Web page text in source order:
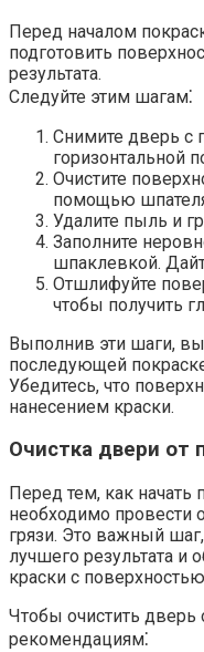
Перед началом
подготовить
результата.​
Следуйте этим шагам⁚
Снимите дверь с
горизонтальной
Очистите
помощью
Удалите пыль и
Заполните
шпаклевкой.​
Отшлифуйте
чтобы получить
Выполнив эти шаги,
последующей
Убедитесь, что
нанесением краски.​
Очистка двери от
Перед тем, как
необходимо провести
грязи.​ Это важный
лучшего результата и
краски с
Чтобы очистить дверь
рекомендациям⁚